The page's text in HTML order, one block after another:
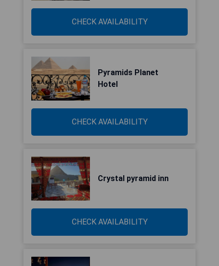
CHECK AVAILABILITY
Pyramids Planet
Hotel
CHECK AVAILABILITY
Crystal pyramid inn
CHECK AVAILABILITY